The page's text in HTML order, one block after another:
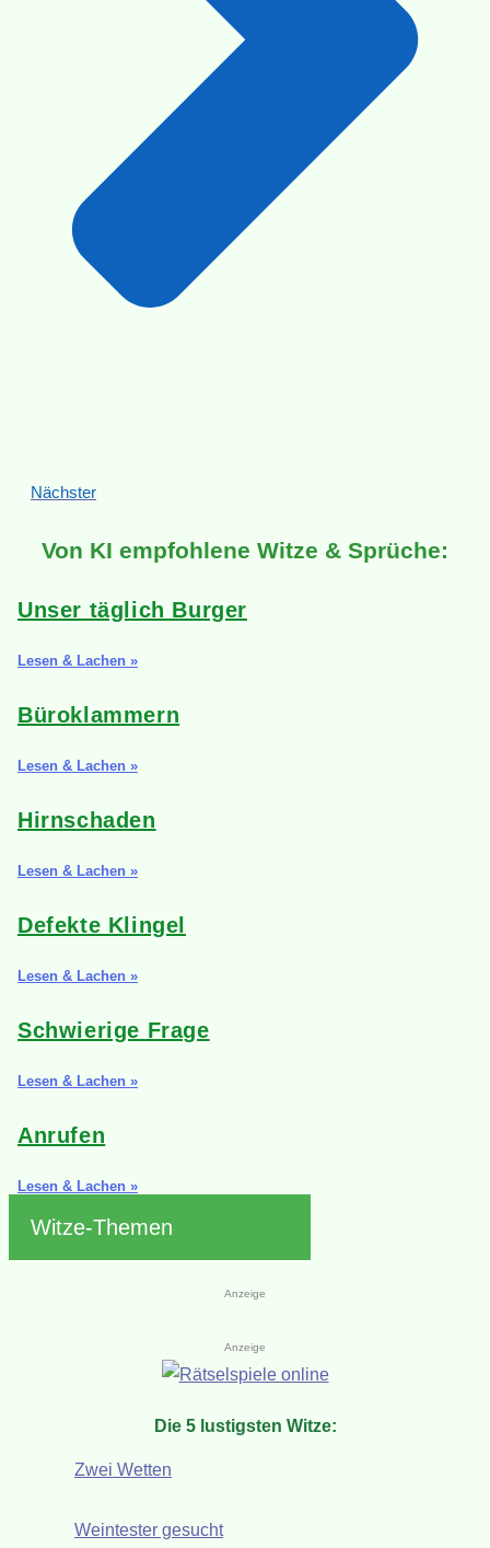
Nächster
Von KI empfohlene Witze & Sprüche:
Unser täglich Burger
Lesen & Lachen »
Büroklammern
Lesen & Lachen »
Hirnschaden
Lesen & Lachen »
Defekte Klingel
Lesen & Lachen »
Schwierige Frage
Lesen & Lachen »
Anrufen
Lesen & Lachen »
Witze-Themen
Anzeige
Anzeige
Die 5 lustigsten Witze:
Zwei Wetten
Weintester gesucht